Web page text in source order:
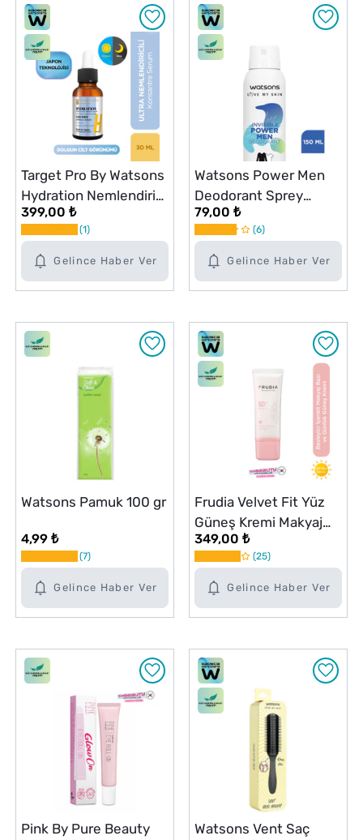
Gelince Haber Ver
Target Pro By Watsons
Hydration Nemlendiri
Serum 30 ml
399,00 ₺
1
Gelince Haber Ver
Watsons Power Men
Deodorant Sprey
Pudrasız 150 ml
79,00 ₺
6
Gelince Haber Ver
Watsons Pamuk 100 gr
4,99 ₺
7
Gelince Haber Ver
Frudia Velvet Fit Yüz
Güneş Kremi Makyaj
Bazı SPF50+ PA++++
40g
349,00 ₺
25
Pink By Pure Beauty
Watsons Vent Saç